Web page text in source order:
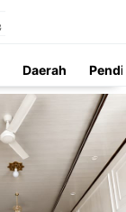
Daerah
Nasional